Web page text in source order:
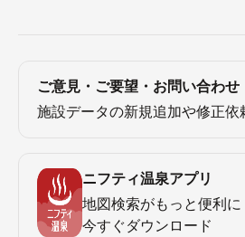
ご意見・ご要望・お問い合わせ
施設データの新規追加や修正依
ニフティ温泉アプリ
地図検索がもっと便利に
今すぐダウンロード